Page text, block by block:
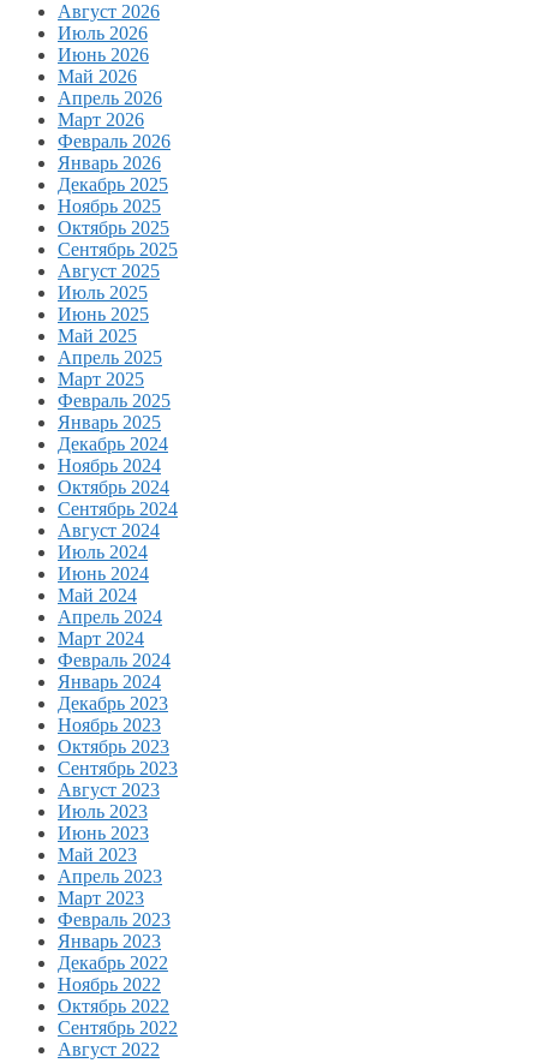
Август 2026
Июль 2026
Июнь 2026
Май 2026
Апрель 2026
Март 2026
Февраль 2026
Январь 2026
Декабрь 2025
Ноябрь 2025
Октябрь 2025
Сентябрь 2025
Август 2025
Июль 2025
Июнь 2025
Май 2025
Апрель 2025
Март 2025
Февраль 2025
Январь 2025
Декабрь 2024
Ноябрь 2024
Октябрь 2024
Сентябрь 2024
Август 2024
Июль 2024
Июнь 2024
Май 2024
Апрель 2024
Март 2024
Февраль 2024
Январь 2024
Декабрь 2023
Ноябрь 2023
Октябрь 2023
Сентябрь 2023
Август 2023
Июль 2023
Июнь 2023
Май 2023
Апрель 2023
Март 2023
Февраль 2023
Январь 2023
Декабрь 2022
Ноябрь 2022
Октябрь 2022
Сентябрь 2022
Август 2022